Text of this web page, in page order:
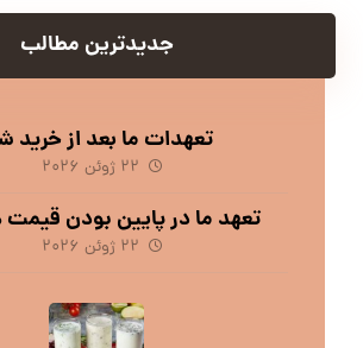
جدیدترین مطالب
تعهدات ما بعد از خرید
۲۲ ژوئن ۲۰۲۶
تعهد ما در پایین بودن
۲۲ ژوئن ۲۰۲۶